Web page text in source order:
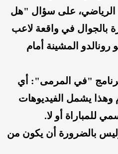
الرياضي، على سؤال "هل
بالجوال في واقعة لاعب
رونالدو المشينة أمام
"في المرمى": أي
وهذا يشمل الفيديوهات
للمباراة أو لا.
بالضرورة أن يكون من